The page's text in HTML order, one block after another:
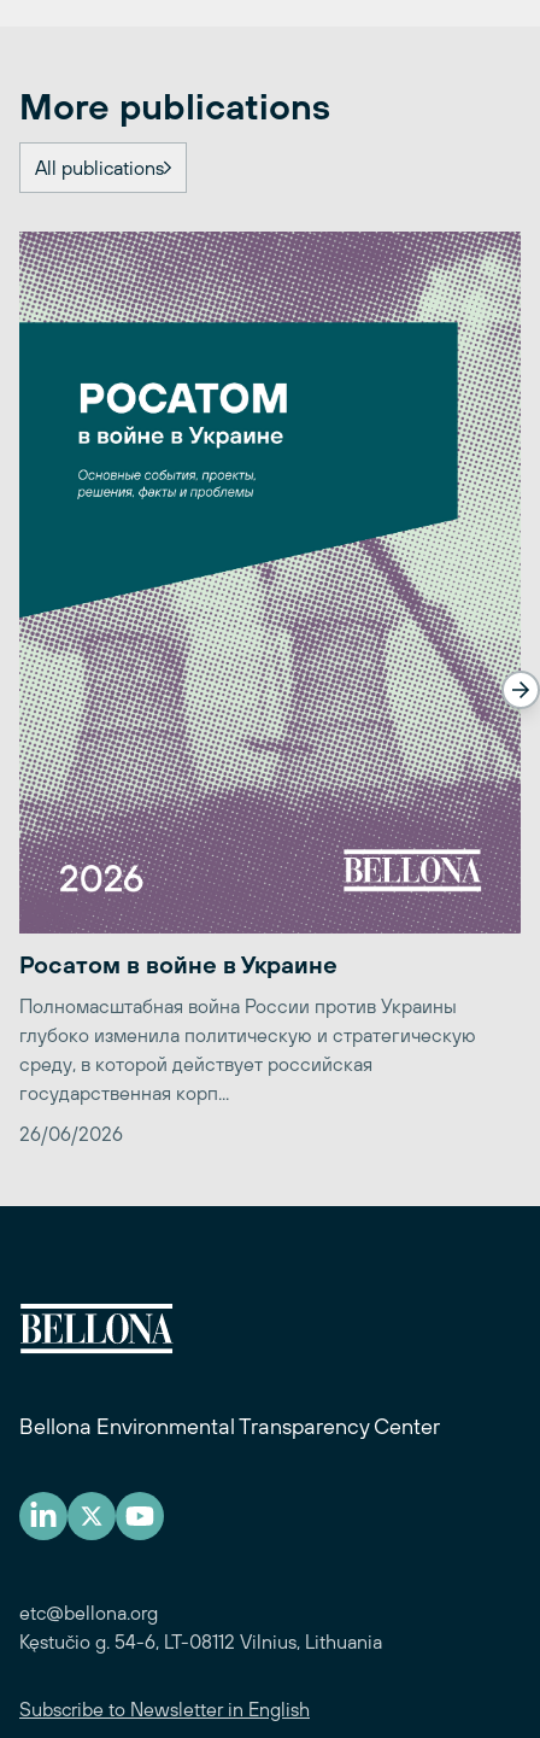
More publications
All publications
Росатом в войне в Украине
Полномасштабная война России против Украины
глубоко изменила политическую и стратегическую
среду, в которой действует российская
государственная корп...
26/06/2026
Bellona Environmental Transparency Center
etc@bellona.org
Kęstučio g. 54-6, LT-08112 Vilnius, Lithuania
Subscribe to Newsletter in English